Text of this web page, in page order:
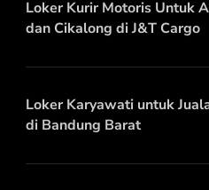
Loker Kurir Motoris Untuk
dan Cikalong di J&T Cargo
Loker Karyawati untuk
di Bandung Barat